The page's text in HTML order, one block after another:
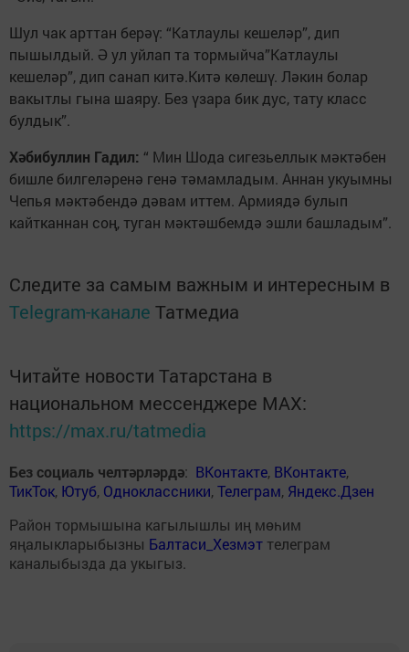
Шул чак арттан берәү: “Катлаулы кешеләр”, дип
пышылдый. Ә ул уйлап та тормыйча”Катлаулы
кешеләр”, дип санап китә.Китә көлешү. Ләкин болар
вакытлы гына шаяру. Без үзара бик дус, тату класс
булдык”.
Хәбибуллин Гадил: “ Мин Шода сигезьеллык мәктәбен
бишле билгеләренә генә тәмамладым. Аннан укуымны
Чепья мәктәбендә дәвам иттем. Армиядә булып
кайтканнан соң, туган мәктәшбемдә эшли башладым”.
Следите за самым важным и интересным в
Telegram-канале Татмедиа
Читайте новости Татарстана в
национальном мессенджере MАХ:
https://max.ru/tatmedia
Без социаль челтәрләрдә: ВКонтакте, ВКонтакте,
ТикТок, Ютуб, Одноклассники,Телеграм, Яндекс.Дзен
Район тормышына кагылышлы иң мөһим
яңалыкларыбызны Балтаси_Хезмэт телеграм
каналыбызда да укыгыз.